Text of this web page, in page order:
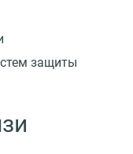
защиты